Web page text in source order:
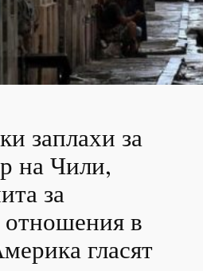
заплахи за
на Чили,
за
в
гласят